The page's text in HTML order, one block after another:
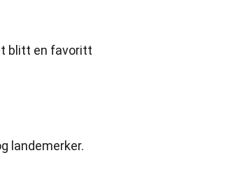
blitt en favoritt
landemerker.